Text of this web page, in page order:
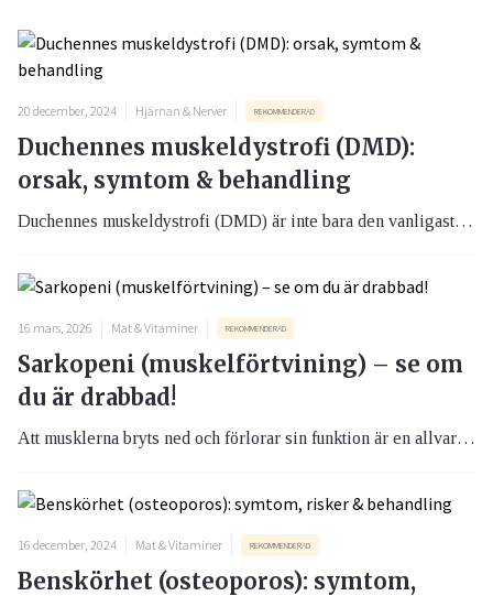
20 december, 2024 Hjärnan & Nerver REKOMMENDERAD
Duchennes muskeldystrofi (DMD):
orsak, symtom & behandling
Duchennes muskeldystrofi (DMD) är inte bara den vanligast förekommande genetiska neuromuskulära sjukdomen hos barn, men också en av de allvarligaste. För de flesta är sjukdomen okänd, varför det är viktigt att öka kunskapen om den.
16 mars, 2026 Mat & Vitaminer REKOMMENDERAD
Sarkopeni (muskelförtvining) – se om
du är drabbad!
Att musklerna bryts ned och förlorar sin funktion är en allvarlig konsekvens av åldrandet och kan orsaka fallolyckor och sämre ämnesomsättning. Tillståndet kallas sarkopeni och kan förebyggas genom fysisk aktivitet och proteinrik kost. Det finns också ett internationellt test som avslöjar om du ligger i riskzonen.
16 december, 2024 Mat & Vitaminer REKOMMENDERAD
Benskörhet (osteoporos): symtom,